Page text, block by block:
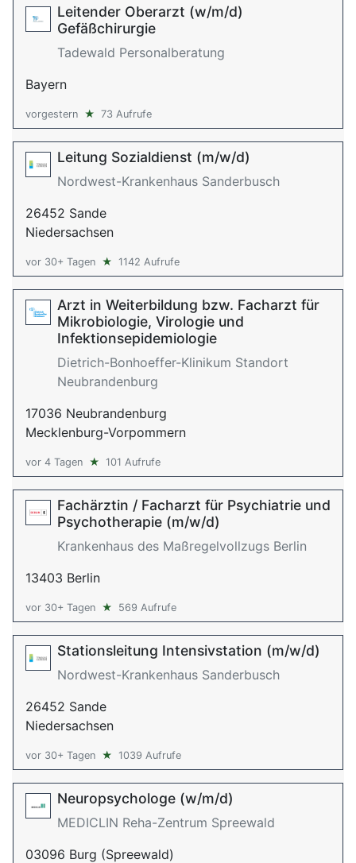
Leitender Oberarzt (w/m/d)
Gefäßchirurgie
Tadewald Personalberatung
Bayern
vorgestern ★ 73 Aufrufe
Leitung Sozialdienst (m/w/d)
Nordwest-Krankenhaus Sanderbusch
26452 Sande
Niedersachsen
vor 30+ Tagen ★ 1142 Aufrufe
Arzt in Weiterbildung bzw. Facharzt für
Mikrobiologie, Virologie und
Infektionsepidemiologie
Dietrich-Bonhoeffer-Klinikum Standort
Neubrandenburg
17036 Neubrandenburg
Mecklenburg-Vorpommern
vor 4 Tagen ★ 101 Aufrufe
Fachärztin / Facharzt für Psychiatrie und
Psychotherapie (m/w/d)
Krankenhaus des Maßregelvollzugs Berlin
13403 Berlin
vor 30+ Tagen ★ 569 Aufrufe
Stationsleitung Intensivstation (m/w/d)
Nordwest-Krankenhaus Sanderbusch
26452 Sande
Niedersachsen
vor 30+ Tagen ★ 1039 Aufrufe
Neuropsychologe (w/m/d)
MEDICLIN Reha-Zentrum Spreewald
03096 Burg (Spreewald)